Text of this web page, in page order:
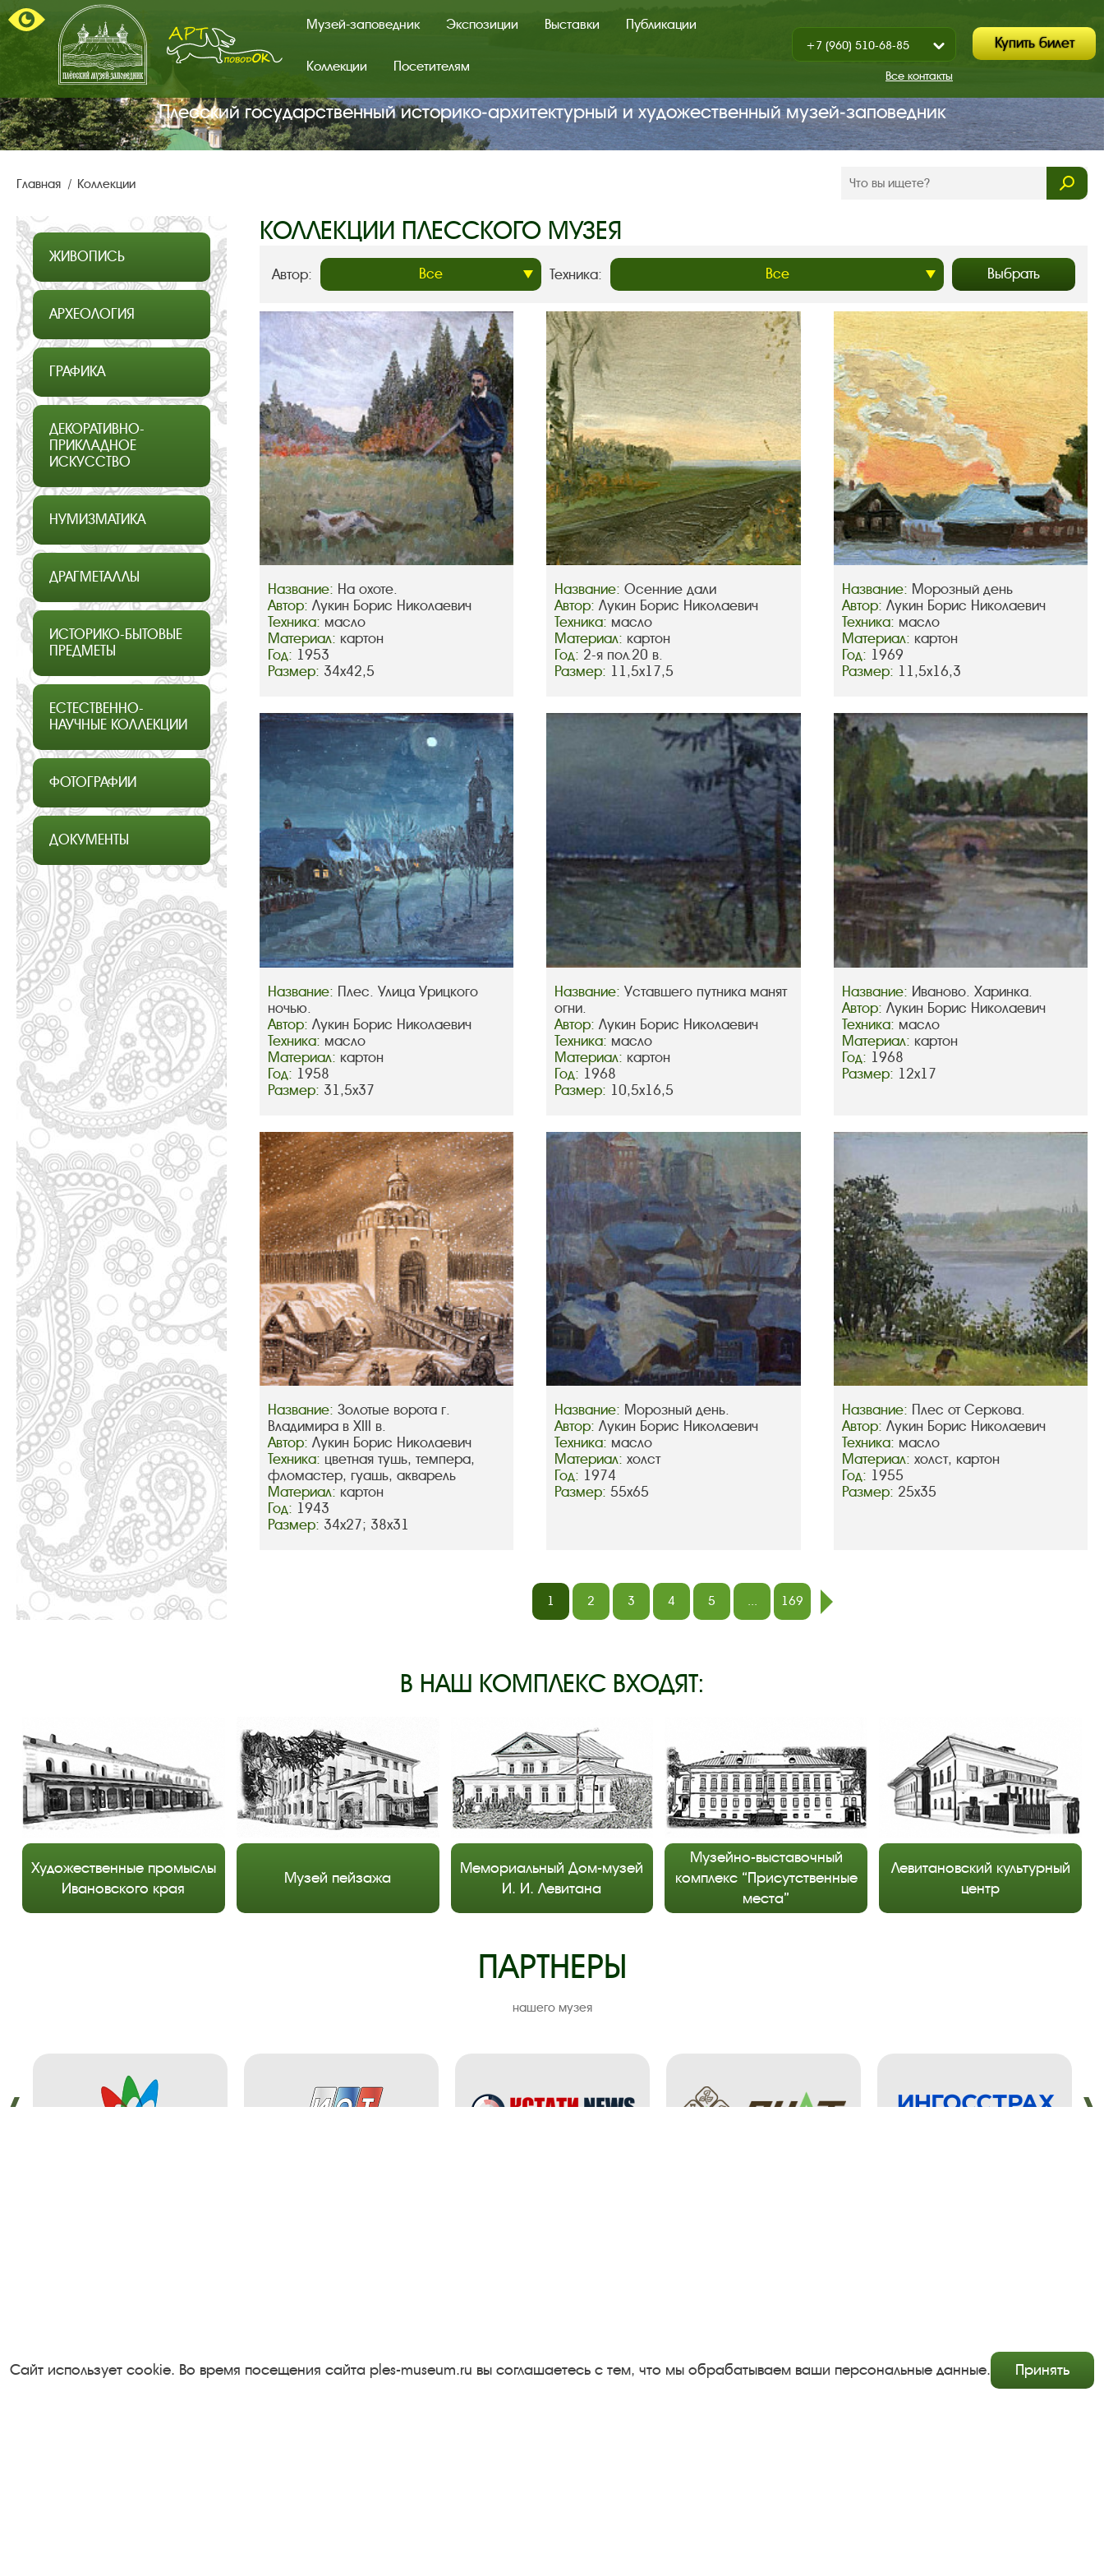
Главная
страница.
поводок.
Музей-заповедник Экспозиции Выставки Публикации
Коллекции Посетителям
Показать
/
Закрыть
+7 (960) 510-68-85
+7 (930) 347-67-70Все контакты
Купить билет
Плесский государственный историко‑архитектурный и художественный музей‑заповедник
Главная Коллекции
ЖИВОПИСЬ
АРХЕОЛОГИЯ
ГРАФИКА
ДЕКОРАТИВНО-
ПРИКЛАДНОЕ
ИСКУССТВО
НУМИЗМАТИКА
ДРАГМЕТАЛЛЫ
ИСТОРИКО-БЫТОВЫЕ
ПРЕДМЕТЫ
ЕСТЕСТВЕННО-
НАУЧНЫЕ КОЛЛЕКЦИИ
ФОТОГРАФИИ
ДОКУМЕНТЫ
КОЛЛЕКЦИИ ПЛЕССКОГО МУЗЕЯ
Автор: Техника: Выбрать
Название: На охоте.
Автор: Лукин Борис Николаевич
Техника: масло
Материал: картон
Год: 1953
Размер: 34х42,5
Название:Осенние дали
Автор:Лукин Борис Николаевич
Техника: масло
Материал: картон
Год: 2-я пол.20 в.
Размер: 11,5х17,5
Название: Морозный день
Автор: Лукин Борис Николаевич
Техника: масло
Материал: картон
Год: 1969
Размер: 11,5х16,3
Название: Плес. Улица Урицкого
ночью.
Автор: Лукин Борис Николаевич
Техника: масло
Материал: картон
Год: 1958
Размер: 31,5х37
Название:Уставшего путника манят
огни.
Автор:Лукин Борис Николаевич
Техника: масло
Материал: картон
Год: 1968
Размер: 10,5х16,5
Название: Иваново. Харинка.
Автор: Лукин Борис Николаевич
Техника: масло
Материал: картон
Год: 1968
Размер: 12х17
Название: Золотые ворота г.
Владимира в XIII в.
Автор: Лукин Борис Николаевич
Техника: цветная тушь, темпера,
фломастер, гуашь, акварель
Материал: картон
Год: 1943
Размер: 34х27; 38х31
Название: Морозный день.
Автор:Лукин Борис Николаевич
Техника: масло
Материал:холст
Год: 1974
Размер:55х65
Название: Плес от Серкова.
Автор: Лукин Борис Николаевич
Техника: масло
Материал: холст, картон
Год: 1955
Размер: 25х35
1 2 3 4 5 ...
169
В НАШ КОМПЛЕКС ВХОДЯТ:
Художественные промыслы
Ивановского края
Музей пейзажа
Мемориальный Дом-музей
И. И. Левитана
Музейно-выставочный
комплекс “Присутственные
места”
Левитановский культурный
центр
ПАРТНЕРЫ
нашего музея
Посетителям
Турфирмам
Результаты независимой
Copyright © http://www.plyos.org
Сайт использует cookie. Во время посещения сайта ples-museum.ru вы соглашаетесь с тем, что мы обрабатываем ваши персональные данные. Принять